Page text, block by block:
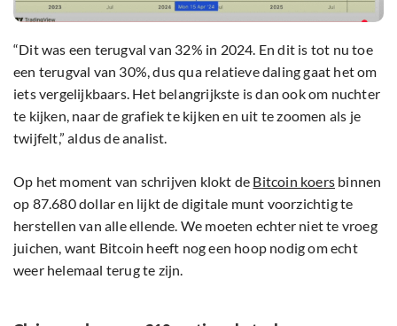
“Dit was een terugval van 32% in 2024. En dit is tot nu toe
een terugval van 30%, dus qua relatieve daling gaat het om
iets vergelijkbaars. Het belangrijkste is dan ook om nuchter
te kijken, naar de grafiek te kijken en uit te zoomen als je
twijfelt,” aldus de analist.
Op het moment van schrijven klokt de Bitcoin koers binnen
op 87.680 dollar en lijkt de digitale munt voorzichtig te
herstellen van alle ellende. We moeten echter niet te vroeg
juichen, want Bitcoin heeft nog een hoop nodig om echt
weer helemaal terug te zijn.